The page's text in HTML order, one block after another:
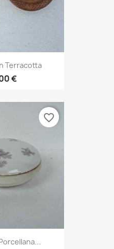
Terracotta
€
favorite_border